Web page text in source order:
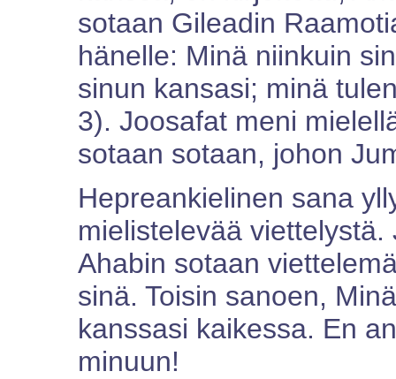
sotaan Gileadin
hänelle: Minä niinkuin
sinun kansasi; minä
3). Joosafat meni
sotaan sotaan, johon
Hepreankielinen sana
mielistelevää
Ahabin sotaan
sinä. Toisin sanoen,
kanssasi kaikessa. En
minuun!